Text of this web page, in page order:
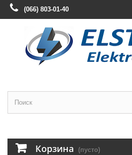
(066) 803-01-40
Корзина (пусто)